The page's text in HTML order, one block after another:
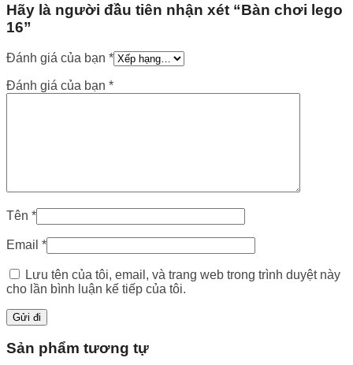
Hãy là người đầu tiên nhận xét “Bàn chơi lego
16”
Đánh giá của bạn *
Đánh giá của bạn *
Tên *
Email *
Lưu tên của tôi, email, và trang web trong trình duyệt này
cho lần bình luận kế tiếp của tôi.
Sản phẩm tương tự